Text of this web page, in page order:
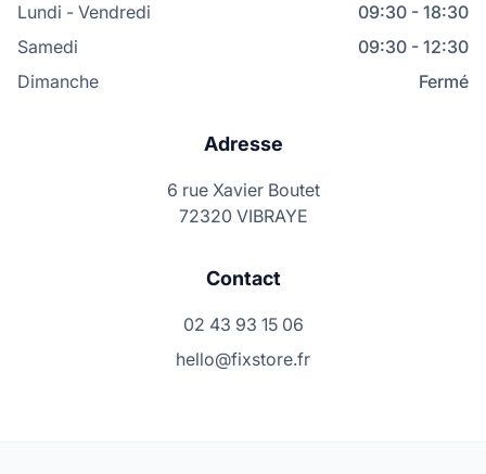
Lundi - Vendredi
09:30 - 18:30
Samedi
09:30 - 12:30
Dimanche
Fermé
Adresse
6 rue Xavier Boutet
72320 VIBRAYE
Contact
02 43 93 15 06
hello@fixstore.fr